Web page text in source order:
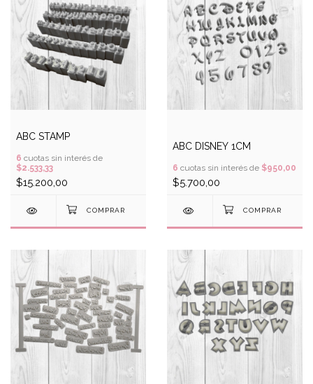
ABC STAMP
6 cuotas sin interés de
$2.533,33
$15.200,00
ABC DISNEY 1CM
6 cuotas sin interés de $950,00
$5.700,00